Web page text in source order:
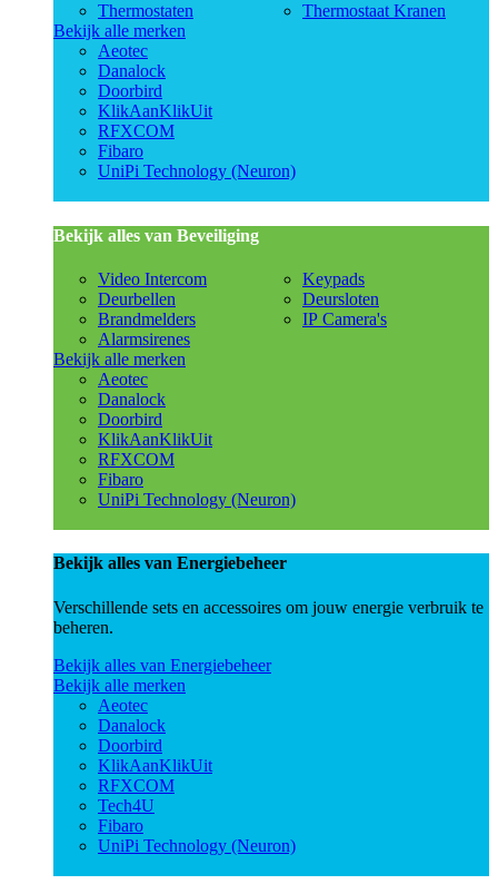
Thermostaten
Thermostaat Kranen
Bekijk alle merken
Aeotec
Danalock
Doorbird
KlikAanKlikUit
RFXCOM
Fibaro
UniPi Technology (Neuron)
Bekijk alles van Beveiliging
Video Intercom
Deurbellen
Brandmelders
Alarmsirenes
Keypads
Deursloten
IP Camera's
Bekijk alle merken
Aeotec
Danalock
Doorbird
KlikAanKlikUit
RFXCOM
Fibaro
UniPi Technology (Neuron)
Bekijk alles van Energiebeheer
Verschillende sets en accessoires om jouw energie verbruik te
beheren.
Bekijk alles van Energiebeheer
Bekijk alle merken
Aeotec
Danalock
Doorbird
KlikAanKlikUit
RFXCOM
Tech4U
Fibaro
UniPi Technology (Neuron)